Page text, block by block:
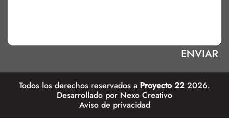
Todos los derechos reservados a Proyecto 22 2026.
Desarrollado por Nexo Creativo
Aviso de privacidad